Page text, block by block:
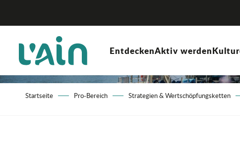
principal
EntdeckenAktiv werden
Startseite Pro-Bereich Strategien & Wertschöpfungsketten